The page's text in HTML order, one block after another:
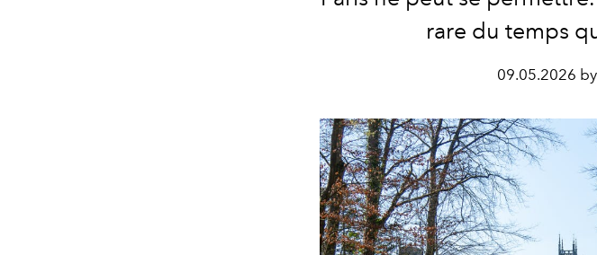
rare du temps
09.05.2026